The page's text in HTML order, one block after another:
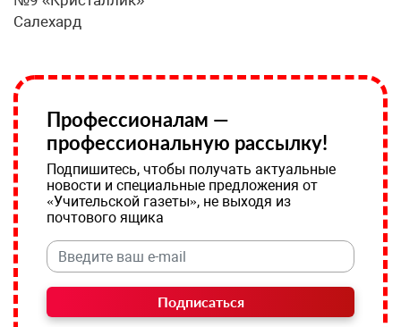
Салехард
Профессионалам —
профессиональную рассылку!
Подпишитесь, чтобы получать актуальные
новости и специальные предложения от
«Учительской газеты», не выходя из
почтового ящика
Подписаться